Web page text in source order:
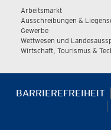
Arbeitsmarkt
Ausschreibungen &
Gewerbe
Wettwesen und
Wirtschaft, Tourismus &
BARRIEREFREIHEIT